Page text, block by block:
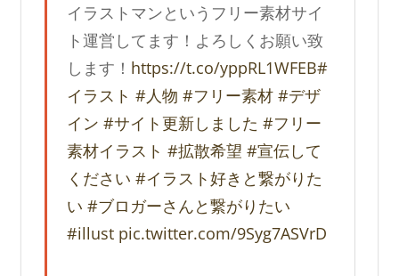
イラストマンというフリー素材サイ
ト運営してます！よろしくお願い致
します！ https://t.co/yppRL1WFEB#
イラスト #人物 #フリー素材 #デザ
イン #サイト更新しました #フリー
素材イラスト #拡散希望 #宣伝して
ください #イラスト好きと繋がりた
い #ブロガーさんと繋がりたい
#illust pic.twitter.com/9Syg7ASVrD